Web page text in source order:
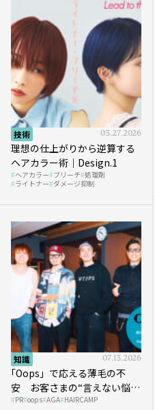
技術 03.27.2026
理想の仕上がりから逆算する
ヘアカラー術｜Design.1
ヘアカラー ブリーチ 処理剤
ライトナー ダメージ抑制
知識 07.13.2026
｢Oops」で応える薄毛の不
安 お客さまの“言えない悩
み”にどう向き合う？ ＃01
PR oops AGA HAIRCAMP